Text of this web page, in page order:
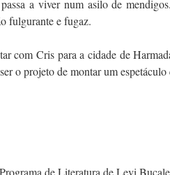
a viver num asilo de
fulgurante e fugaz.
com Cris para a cidade de
o projeto de montar um espetáculo
de Literatura de Levi